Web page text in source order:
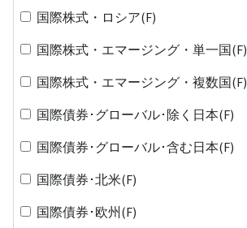
国際株式・ロシア(F)
国際株式・エマージング・単一国(F)
国際株式・エマージング・複数国(F)
国際債券･グローバル･除く日本(F)
国際債券･グローバル･含む日本(F)
国際債券･北米(F)
国際債券･欧州(F)